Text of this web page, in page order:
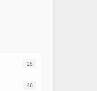
28
46